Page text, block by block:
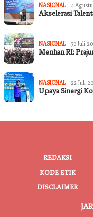
NASIONAL 4
Akselerasi
NASIONAL 30 Juli
Menhan RI:
NASIONAL 22 Juli
Upaya Sinergi
REDAKSI
KODE ETIK
DISCLAIMER